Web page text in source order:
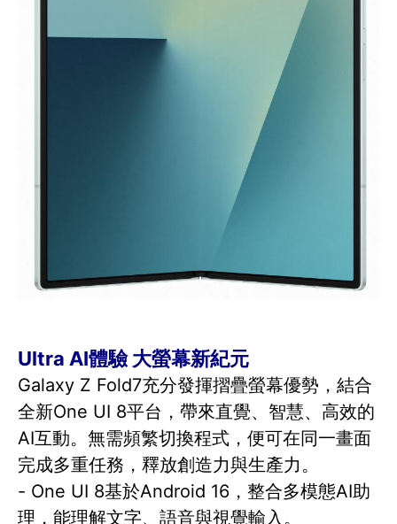
Ultra AI體驗 大螢幕新紀元
Galaxy Z Fold7充分發揮摺疊螢幕優勢，結合
全新One UI 8平台，帶來直覺、智慧、高效的
AI互動。無需頻繁切換程式，便可在同一畫面
完成多重任務，釋放創造力與生產力。
- One UI 8基於Android 16，整合多模態AI助
理，能理解文字、語音與視覺輸入。